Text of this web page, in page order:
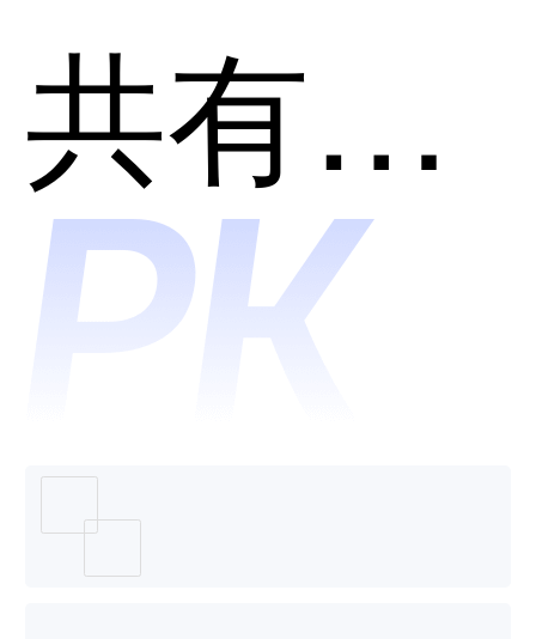
管理和
麦客
CRM哪
共有分类：客户关系管理(CRM)